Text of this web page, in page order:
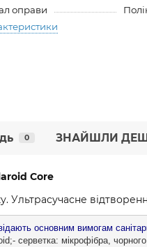
оправи
0 ЗНАЙШЛИ
Core
Ультрасучасне
основним вимогам
серветка: мікрофібра,